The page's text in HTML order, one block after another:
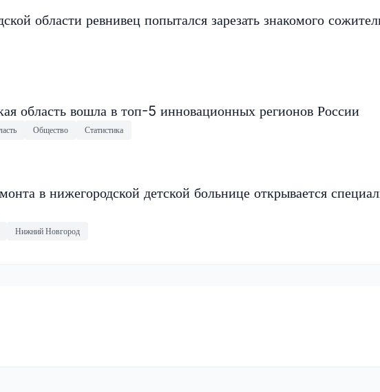
области ревнивец попытался зарезать знакомого
область вошла в топ-5 инновационных регионов России
Общество Статистика
в нижегородской детской больнице открывается
Нижний Новгород